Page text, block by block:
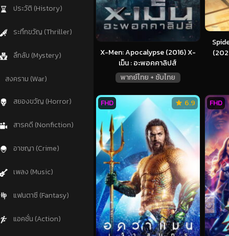
ประวัติ (History)
ระทึกขวัญ (Thriller)
ลึกลับ (Mystery)
สงคราม (War)
สยองขวัญ (Horror)
สารคดี (Nonfiction)
อาชญา (Crime)
เพลง (Music)
แฟนตาซี (Fantasy)
แอคชั่น (Action)
X-Men: Apocalypse (2016) X-
เม็น : อะพอคคาลิปส์
พากย์ไทย + ซับไทย
6.9
FHD FHD